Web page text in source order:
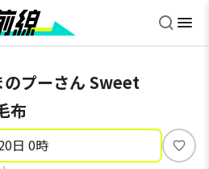
のプーさん Sweet
布
日 0時
い